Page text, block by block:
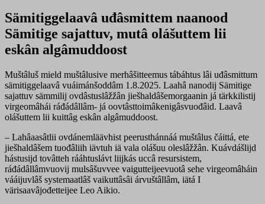
Sämitiggelaavâ uđâsmittem naanood
Sämitige sajattuv, mutâ olášuttem lii
eskân algâmuddoost
Muštâluš mield muštâlusive merhâšitteemus tábáhtus lâi uđâsmittum
sämitiggelaavâ vuáimánšoddâm 1.8.2025. Laahâ nanodij Sämitige
sajattuv sämmilij ovdâstuslâžžân jiešhaldâšemorgaanin já tärkkilistij
virgeomâhái ráđádâllâm- já oovtâsttoimâkenigâsvuođâid. Laavâ
olášuttem lii kuittâg eskân algâmuddoost.
– Lahâaasâtlii ovdánemläävhist peerusthánnáá muštâlus čáittá, ete
jiešhaldâšem tuođâliih iävtuh iä vala olášuu oleslâžžân. Kuávdášlijd
hástusijd tovâtteh rááhtuslávt liijkás uccâ resursistem,
ráđádâllâmvuovij mulsâšuvvee vaigutteijeevuotâ sehe virgeomâháin
vááijuvlâš systemaatlâš vaikuttâsâi árvuštâllâm, iätá I
värisaavâjođetteijee Leo Aikio.